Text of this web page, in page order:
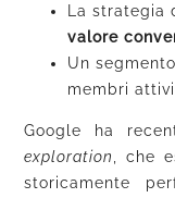
La strategia
valore
Un
membri
Google ha
exploration
, che
storicamente